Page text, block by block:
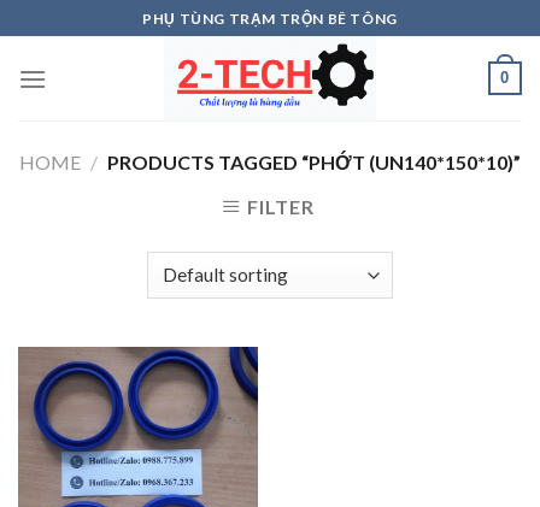
to
content
PHỤ TÙNG TRẠM TRỘN BÊ TÔNG
0
HOME / PRODUCTS TAGGED “PHỚT (UN140*150*10)”
FILTER